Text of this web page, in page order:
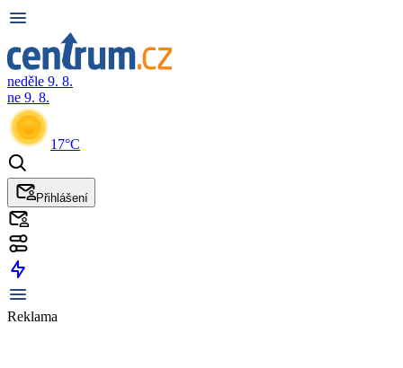
neděle 9. 8.
ne 9. 8.
17°C
Přihlášení
Reklama